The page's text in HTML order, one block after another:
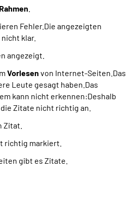
Rahmen
Fehler.Die angezeigten
klar.
angezeigt.
Vorlesen von Internet-Seiten.Das
Leute gesagt haben.Das
kann nicht erkennen:Deshalb
Zitate nicht richtig an.
Zitat.
richtig markiert.
gibt es Zitate.